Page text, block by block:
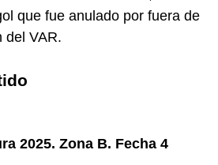
que fue anulado por fuera de
del VAR.
2025. Zona B. Fecha 4